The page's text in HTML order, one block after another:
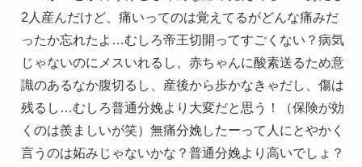
2人産んだけど、痛いってのは覚えてるがどんな痛みだ
ったか忘れたよ…むしろ帝王切開ってすごくない？病気
じゃないのにメスいれるし、赤ちゃんに酸素送るため意
識のあるなか腹切るし、産後から歩かなきゃだし、傷は
残るし…むしろ普通分娩より大変だと思う！（保険が効
くのは羨ましいが笑）無痛分娩したーって人にとやかく
言うのは妬みじゃないかな？普通分娩より高いでしょ？